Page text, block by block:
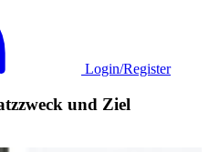
Login/Register
und Ziel